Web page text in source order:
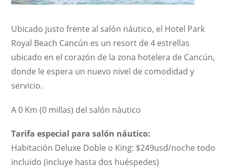
Ubicado justo frente al salón náutico, el Hotel Park
Royal Beach Cancún es un resort de 4 estrellas
ubicado en el corazón de la zona hotelera de Cancún,
donde le espera un nuevo nivel de comodidad y
servicio.
A 0 Km (0 millas) del salón náutico
Tarifa especial para salón náutico:
Habitación Deluxe Doble o King: $249usd/noche todo
incluido (incluye hasta dos huéspedes)